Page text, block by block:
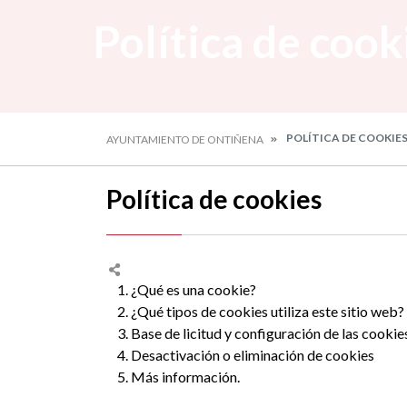
AYUNTAMIENTO DE ONTIÑENA POLÍTICA DE COOKIES
Política de cookies
1. ¿Qué es una cookie?
2. ¿Qué tipos de cookies utiliza este sitio web?
3. Base de licitud y configuración de las
4. Desactivación o eliminación de cookies
5. Más información.